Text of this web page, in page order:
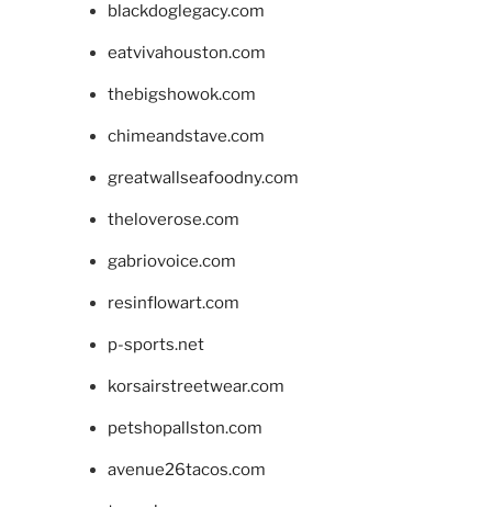
blackdoglegacy.com
eatvivahouston.com
thebigshowok.com
chimeandstave.com
greatwallseafoodny.com
theloverose.com
gabriovoice.com
resinflowart.com
p-sports.net
korsairstreetwear.com
petshopallston.com
avenue26tacos.com